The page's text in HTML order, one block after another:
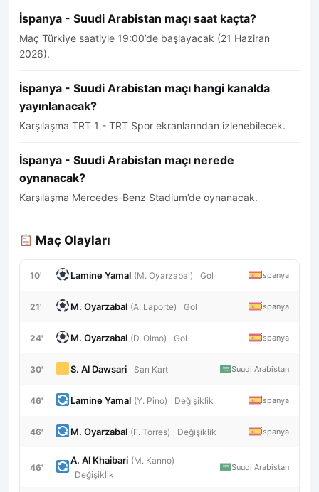
İspanya - Suudi Arabistan maçı saat kaçta?
Maç Türkiye saatiyle 19:00’de başlayacak (21 Haziran
2026).
İspanya - Suudi Arabistan maçı hangi kanalda
yayınlanacak?
Karşılaşma TRT 1 - TRT Spor ekranlarından izlenebilecek.
İspanya - Suudi Arabistan maçı nerede
oynanacak?
Karşılaşma Mercedes-Benz Stadium’de oynanacak.
Maç Olayları
10' Lamine Yamal (M. Oyarzabal) Gol İspanya
21' M. Oyarzabal (A. Laporte) Gol İspanya
24' M. Oyarzabal (D. Olmo) Gol İspanya
30' S. Al Dawsari Sarı Kart Suudi Arabistan
46' Lamine Yamal (Y. Pino) Değişiklik İspanya
46' M. Oyarzabal (F. Torres) Değişiklik İspanya
46'
A. Al Khaibari (M. Kanno)
Değişiklik
Suudi Arabistan